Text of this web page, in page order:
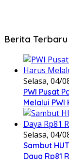
Berita Terbaru
Selasa, 04/
PWI Pusat
Melalui PWI
Selasa, 04/
Sambut
Daya Rp81